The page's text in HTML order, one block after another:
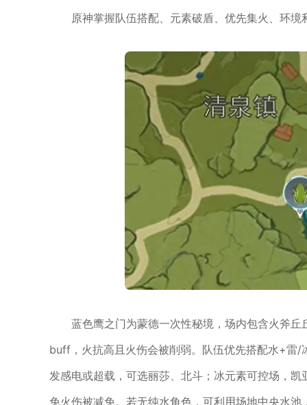
原神掌握队伍搭配、元素破盾、优先集火、环
蓝色鹰之门为蒙德一次性秘境，场内包含火斧
buff，火抗高且火伤会被削弱。队伍优先搭配水+雷
发感电或超载，可选丽莎、北斗；冰元素可控场，
免火伤被减免。若无纯水角色，可利用场地中央水